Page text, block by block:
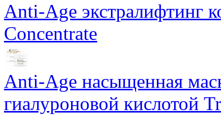
Anti-Age экстралифтинг
Concentrate
Anti-Age насыщенная
гиалуроновой кислотой